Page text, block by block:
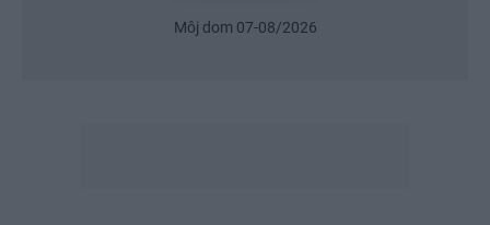
Môj dom 07-08/2026